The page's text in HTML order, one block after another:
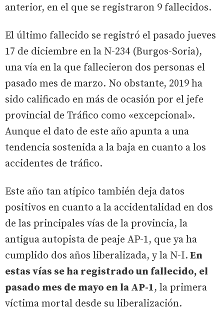
anterior, en el que se registraron 9 fallecidos.
El último fallecido se registró el pasado jueves
17 de diciembre en la N-234 (Burgos-Soria),
una vía en la que fallecieron dos personas el
pasado mes de marzo. No obstante, 2019 ha
sido calificado en más de ocasión por el jefe
provincial de Tráfico como «excepcional».
Aunque el dato de este año apunta a una
tendencia sostenida a la baja en cuanto a los
accidentes de tráfico.
Este año tan atípico también deja datos
positivos en cuanto a la accidentalidad en dos
de las principales vías de la provincia, la
antigua autopista de peaje AP-1, que ya ha
cumplido dos años liberalizada, y la N-I. En
estas vías se ha registrado un fallecido, el
pasado mes de mayo en la AP-1, la primera
víctima mortal desde su liberalización.